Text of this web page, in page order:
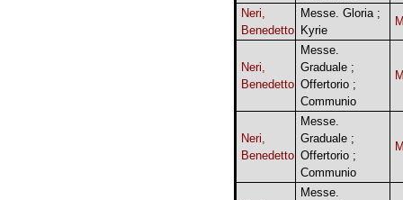
Neri,
Benedetto
Messe. Gloria ;
Kyrie
Neri,
Benedetto
Messe.
Graduale ;
Offertorio ;
Communio
Neri,
Benedetto
Messe.
Graduale ;
Offertorio ;
Communio
Messe.